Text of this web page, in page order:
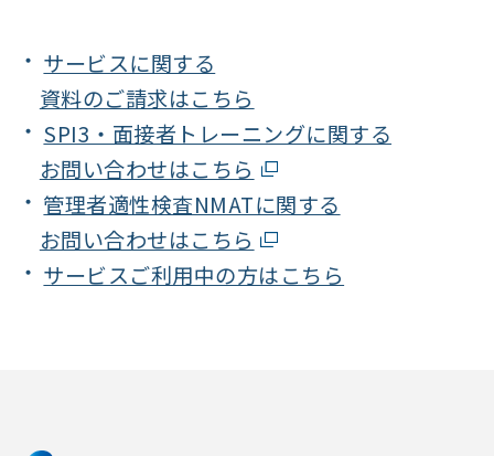
サービスに関する
資料のご請求はこちら
SPI3・面接者トレーニングに関する
お問い合わせはこちら
管理者適性検査NMATに関する
お問い合わせはこちら
サービスご利用中の方はこちら